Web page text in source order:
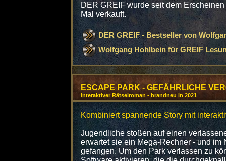
DER GREIF wurde seit dem
Mal verkauft.
DER GREIF - Bestseller von
Wolfgang Hohlbein für GREIF
ESCAPE PARK - GEFÄHRLICHE
Interaktiver Rätselroman - brandneu in 2021
Kombiniert spannende Story mit
Jugendliche stoßen auf einen
erwartet sie ein Mega-Rechner - und im
gefangen. Um den Park verlassen zu